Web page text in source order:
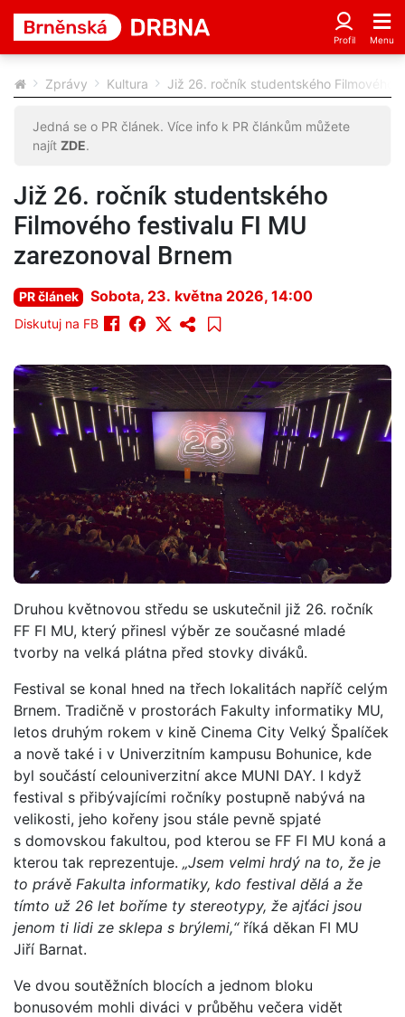
Zprávy Kultura Již 26. ročník studentského Filmového
Jedná se o PR článek. Více info k PR článkům můžete
najít ZDE.
Již 26. ročník studentského
Filmového festivalu FI MU
zarezonoval Brnem
PR článek Sobota, 23. května 2026, 14:00
Diskutuj na FB
Druhou květnovou středu se uskutečnil již 26. ročník
FF FI MU, který přinesl výběr ze současné mladé
tvorby na velká plátna před stovky diváků.
Festival se konal hned na třech lokalitách napříč celým
Brnem. Tradičně v prostorách Fakulty informatiky MU,
letos druhým rokem v kině Cinema City Velký Špalíček
a nově také i v Univerzitním kampusu Bohunice, kde
byl součástí celouniverzitní akce MUNI DAY. I když
festival s přibývajícími ročníky postupně nabývá na
velikosti, jeho kořeny jsou stále pevně spjaté
s domovskou fakultou, pod kterou se FF FI MU koná a
kterou tak reprezentuje. „Jsem velmi hrdý na to, že je
to právě Fakulta informatiky, kdo festival dělá a že
tímto už 26 let boříme ty stereotypy, že ajťáci jsou
jenom ti lidi ze sklepa s brýlemi,“ říká děkan FI MU
Jiří Barnat.
Ve dvou soutěžních blocích a jednom bloku
bonusovém mohli diváci v průběhu večera vidět